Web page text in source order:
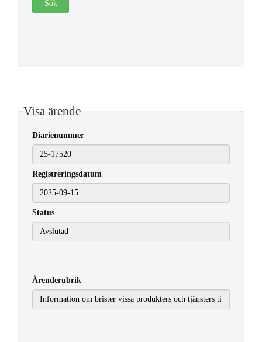
Visa ärende
Diarienummer
Registreringsdatum
2025-09-15
Status
Ärenderubrik